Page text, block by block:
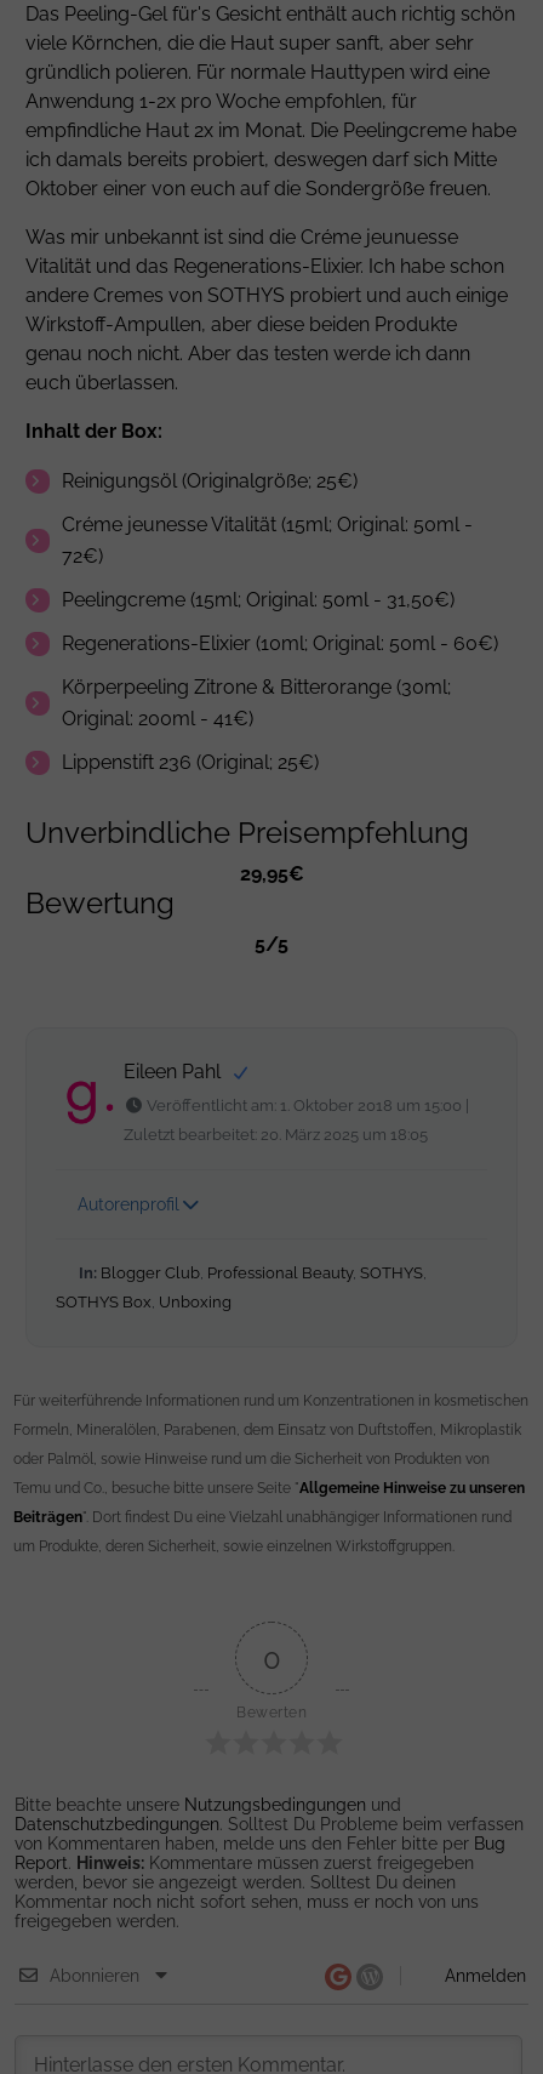
Das Peeling-Gel für's Gesicht enthält auch richtig schön
viele Körnchen, die die Haut super sanft, aber sehr
gründlich polieren. Für normale Hauttypen wird eine
Anwendung 1-2x pro Woche empfohlen, für
empfindliche Haut 2x im Monat. Die Peelingcreme habe
ich damals bereits probiert, deswegen darf sich Mitte
Oktober einer von euch auf die Sondergröße freuen.
Was mir unbekannt ist sind die Créme jeunuesse
Vitalität und das Regenerations-Elixier. Ich habe schon
andere Cremes von SOTHYS probiert und auch einige
Wirkstoff-Ampullen, aber diese beiden Produkte
genau noch nicht. Aber das testen werde ich dann
euch überlassen.
Inhalt der Box:
Reinigungsöl (Originalgröße; 25€)
Créme jeunesse Vitalität (15ml; Original: 50ml -
72€)
Peelingcreme (15ml; Original: 50ml - 31,50€)
Regenerations-Elixier (10ml; Original: 50ml - 60€)
Körperpeeling Zitrone & Bitterorange (30ml;
Original: 200ml - 41€)
Lippenstift 236 (Original; 25€)
Unverbindliche Preisempfehlung
29,95€
Bewertung
5/5
Eileen Pahl
Veröffentlicht am: 1. Oktober 2018 um 15:00 |
Zuletzt bearbeitet: 20. März 2025 um 18:05
Autorenprofil
In: Blogger Club Professional Beauty,SOTHYS
SOTHYS Box Unboxing
Für weiterführende Informationen rund um Konzentrationen in kosmetischen
Formeln, Mineralölen, Parabenen, dem Einsatz von Duftstoffen, Mikroplastik
oder Palmöl, sowie Hinweise rund um die Sicherheit von Produkten von
Temu und Co., besuche bitte unsere Seite "Allgemeine Hinweise zu unseren
Beiträgen". Dort findest Du eine Vielzahl unabhängiger Informationen rund
um Produkte, deren Sicherheit, sowie einzelnen Wirkstoffgruppen.
0
Bewerten
Bitte beachte unsere Nutzungsbedingungen und
Datenschutzbedingungen . Solltest Du Probleme beim verfassen
von Kommentaren haben, melde uns den Fehler bitte per Bug
Report
Hinweis: Kommentare müssen zuerst freigegeben
werden, bevor sie angezeigt werden. Solltest Du deinen
Kommentar noch nicht sofort sehen, muss er noch von uns
freigegeben werden.
Abonnieren Anmelden